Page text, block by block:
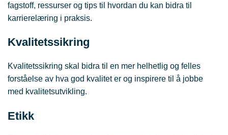
fagstoff, ressurser og tips til hvordan du kan bidra til
karrierelæring i praksis.
Kvalitetssikring
Kvalitetssikring skal bidra til en mer helhetlig og felles
forståelse av hva god kvalitet er og inspirere til å jobbe
med kvalitetsutvikling.
Etikk